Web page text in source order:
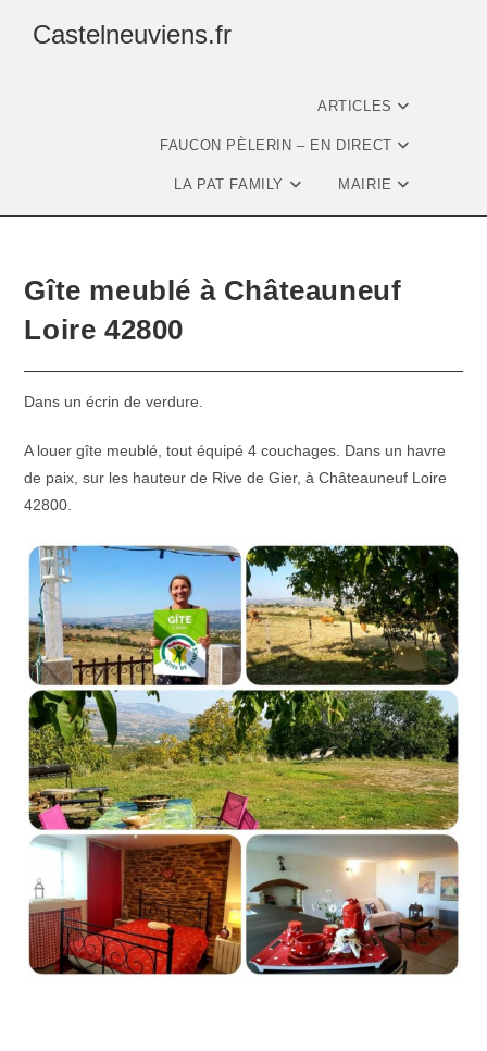
Castelneuviens.fr
ARTICLES
FAUCON PÈLERIN – EN DIRECT
LA PAT FAMILY MAIRIE
Gîte meublé à Châteauneuf
Loire 42800
Dans un écrin de verdure.
A louer gîte meublé, tout équipé 4 couchages. Dans un havre
de paix, sur les hauteur de Rive de Gier, à Châteauneuf Loire
42800.